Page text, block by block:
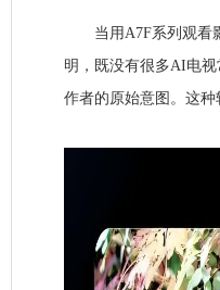
当用A7F系列观看影
明，既没有很多AI电
作者的原始意图。这